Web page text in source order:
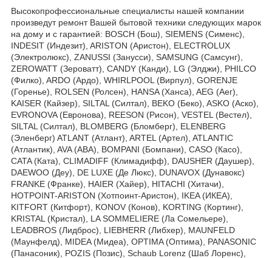
Высокопрофессиональные специалисты нашей компании
произведут ремонт Вашей бытовой техники следующих марок
на дому и с гарантией: BOSCH (Бош), SIEMENS (Сименс),
INDESIT (Индезит), ARISTON (Аристон), ELECTROLUX
(Электролюкс), ZANUSSI (Занусси), SAMSUNG (Самсунг),
ZEROWATT (Зероватт), CANDY (Канди), LG (Элджи), PHILCO
(Филко), ARDO (Ардо), WHIRLPOOL (Вирпул), GORENJE
(Горенье), ROLSEN (Ролсен), HANSA (Ханса), AEG (Аег),
KAISER (Кайзер), SILTAL (Силтал), BEKO (Беко), ASKO (Аско),
EVRONOVA (Евронова), REESON (Рисон), VESTEL (Вестел),
SILTAL (Силтал), BLOMBERG (Бломберг), ELENBERG
(Эленберг) ATLANT (Атлант), ARTEL (Артел), ATLANTIC
(Атлантик), AVA (АВА), BOMPANI (Бомпани), CASO (Касо),
CATA (Ката), CLIMADIFF (Климадифф), DAUSHER (Даушер),
DAEWOO (Деу), DE LUXE (Де Люкс), DUNAVOX (Дунавокс)
FRANKE (Франке), HAIER (Хайер), HITACHI (Хитачи),
HOTPOINT-ARISTON (Хотпоинт-Аристон), IKEA (ИКЕА),
KITFORT (Китфорт), KONOV (Конов), KORTING (Кортинг),
KRISTAL (Кристал), LA SOMMELIERE (Ла Сомельере),
LEADBROS (Лидброс), LIEBHERR (Либхер), MAUNFELD
(Маунфелд), MIDEA (Мидеа), OPTIMA (Оптима), PANASONIC
(Панасоник), POZIS (Позис), Schaub Lorenz (Шаб Лоренс),